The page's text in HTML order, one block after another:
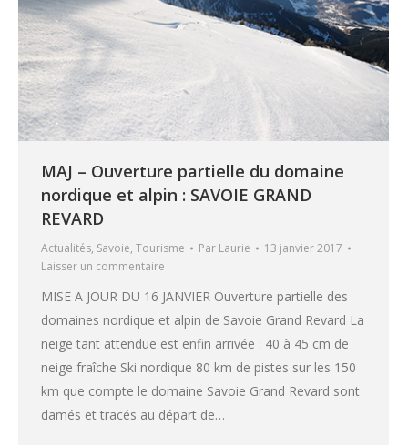
MAJ – Ouverture partielle du domaine
nordique et alpin : SAVOIE GRAND
REVARD
Actualités, Savoie, Tourisme Par Laurie
13 janvier 2017
Laisser un commentaire
MISE A JOUR DU 16 JANVIER Ouverture partielle des
domaines nordique et alpin de Savoie Grand Revard La
neige tant attendue est enfin arrivée : 40 à 45 cm de
neige fraîche Ski nordique 80 km de pistes sur les 150
km que compte le domaine Savoie Grand Revard sont
damés et tracés au départ de…